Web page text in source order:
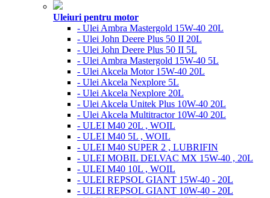
Uleiuri pentru motor
- Ulei Ambra Mastergold 15W-40 20L
- Ulei John Deere Plus 50 II 20L
- Ulei John Deere Plus 50 II 5L
- Ulei Ambra Mastergold 15W-40 5L
- Ulei Akcela Motor 15W-40 20L
- Ulei Akcela Nexplore 5L
- Ulei Akcela Nexplore 20L
- Ulei Akcela Unitek Plus 10W-40 20L
- Ulei Akcela Multitractor 10W-40 20L
- ULEI M40 20L , WOIL
- ULEI M40 5L , WOIL
- ULEI M40 SUPER 2 , LUBRIFIN
- ULEI MOBIL DELVAC MX 15W-40 , 20L
- ULEI M40 10L , WOIL
- ULEI REPSOL GIANT 15W-40 - 20L
- ULEI REPSOL GIANT 10W-40 - 20L